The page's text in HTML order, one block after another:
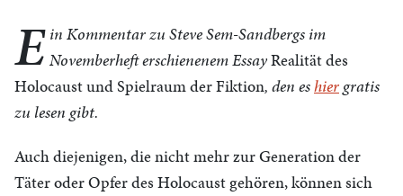
E in Kommentar zu Steve Sem-Sandbergs im
Novemberheft erschienenem EssayRealität des
Holocaust und Spielraum der Fiktion, den eshiergratis
zu lesen gibt.
Auch diejenigen, die nicht mehr zur Generation der
Täter oder Opfer des Holocaust gehören, können sich